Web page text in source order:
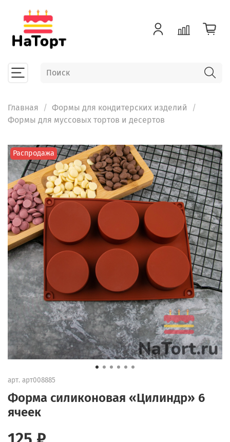
Главная
Формы для кондитерских изделий
Формы для муссовых тортов и десертов
Распродажа
арт. арт008885
Форма силиконовая «Цилиндр» 6
ячеек